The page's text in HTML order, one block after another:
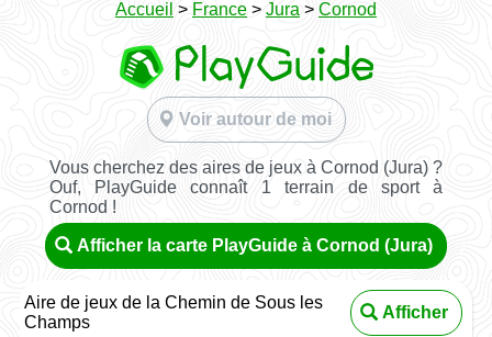
Accueil > France > Jura > Cornod
Voir autour de moi
Vous cherchez des aires de jeux à Cornod (Jura) ?
Ouf, PlayGuide connaît 1 terrain de sport à
Cornod !
Afficher la carte PlayGuide à Cornod (Jura)
Aire de jeux de la Chemin de Sous les
Champs
Afficher